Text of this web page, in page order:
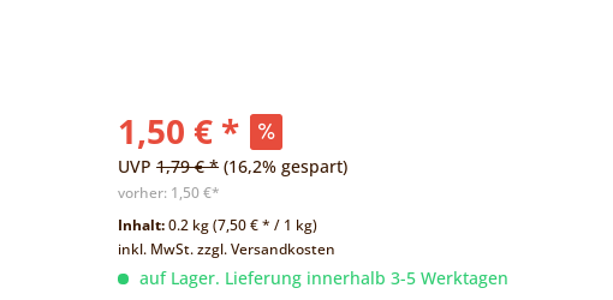
1,50 € *
UVP1,79 € * (16,2% gespart)
vorher: 1,50 €*
Inhalt:0.2 kg (7,50 € * / 1 kg)
inkl. MwSt.zzgl. Versandkosten
auf Lager. Lieferung innerhalb 3-5 Werktagen